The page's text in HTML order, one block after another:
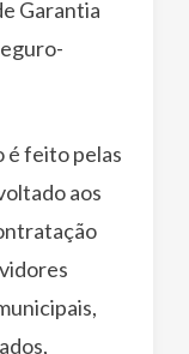
Garantia
é feito pelas
aos